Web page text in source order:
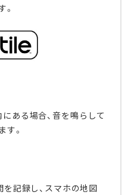
ある場合、音を鳴らして
す。
記録し、スマホの地図